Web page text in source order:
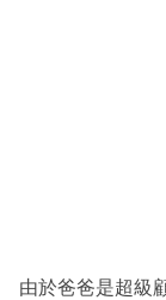
由於爸爸是超級